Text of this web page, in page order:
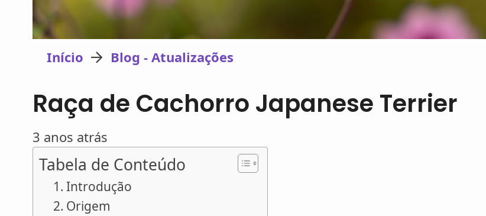
Início Blog - Atualizações
Raça de Cachorro Japanese Terrier
3 anos atrás
Tabela de Conteúdo
Introdução
Origem